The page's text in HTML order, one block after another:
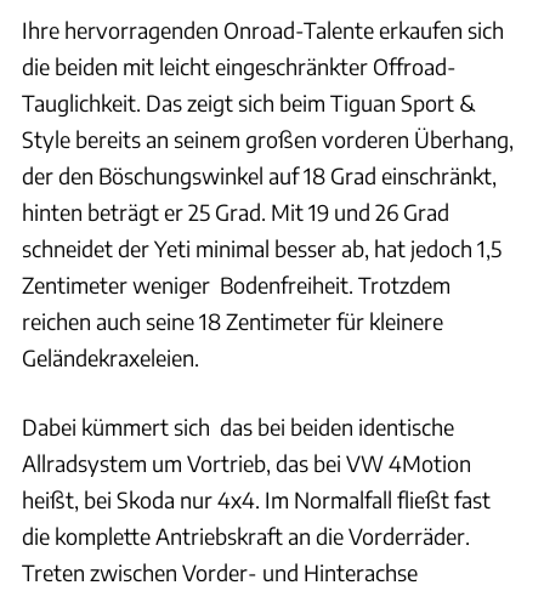
Ihre hervorragenden Onroad-Talente erkaufen sich
die beiden mit leicht eingeschränkter Offroad-
Tauglichkeit. Das zeigt sich beim Tiguan Sport &
Style bereits an seinem großen vorderen Überhang,
der den Böschungswinkel auf 18 Grad einschränkt,
hinten beträgt er 25 Grad. Mit 19 und 26 Grad
schneidet der Yeti minimal besser ab, hat jedoch 1,5
Zentimeter weniger Bodenfreiheit. Trotzdem
reichen auch seine 18 Zentimeter für kleinere
Geländekraxeleien.
Dabei kümmert sich das bei beiden identische
Allradsystem um Vortrieb, das bei VW 4Motion
heißt, bei Skoda nur 4x4. Im Normalfall fließt fast
die komplette Antriebskraft an die Vorderräder.
Treten zwischen Vorder- und Hinterachse